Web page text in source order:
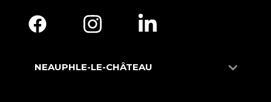
NEAUPHLE-LE-CHÂTEAU